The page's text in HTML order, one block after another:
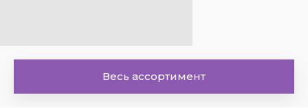
Весь ассортимент